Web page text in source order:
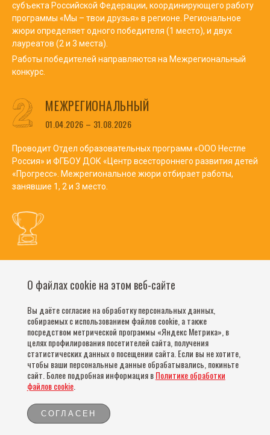
субъекта Российской Федерации, координирующего работу
программы «Мы – твои друзья» в регионе. Региональное
жюри определяет одного победителя (1 место), и двух
лауреатов (2 и 3 места).
Работы победителей направляются на Межрегиональный
конкурс.
МЕЖРЕГИОНАЛЬНЫЙ
01.04.2026 – 31.08.2026
Проводит Отдел образовательных программ «ООО Нестле
Россия» и ФГБОУ ДОК «Центр всестороннего развития детей
«Прогресс». Межрегиональное жюри отбирает работы,
занявшие 1, 2 и 3 место.
Часто задаваемые вопросы
Обратная связь
Конфиденциальность
Реестр контрагентов
Линия заботы:
8 800 200 8 900
©Компания Nestlé, 2026 г. Все права защищены.
®Владелец товарных знаков: Société des Produits Nestlé S.A. (Швейцария)
О файлах cookie на этом веб-сайте
Вы даёте согласие на обработку персональных данных,
собираемых с использованием файлов cookie, а также
посредством метрической программы «Яндекс Метрика», в
целях профилирования посетителей сайта, получения
статистических данных о посещении сайта. Если вы не хотите,
чтобы ваши персональные данные обрабатывались, покиньте
сайт. Более подробная информация вПолитике обработки
файлов cookie.
СОГЛАСЕН